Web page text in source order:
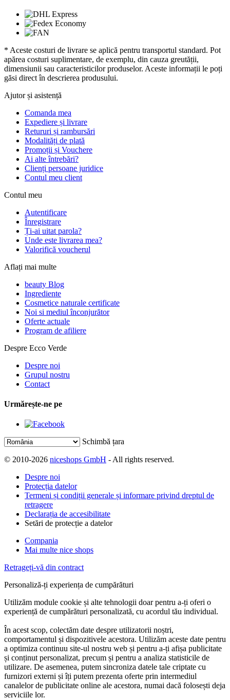
* Aceste costuri de livrare se aplică pentru transportul standard. Pot
apărea costuri suplimentare, de exemplu, din cauza greutății,
dimensiunii sau caracteristicilor produselor. Aceste informații le poți
găsi direct în descrierea produsului.
Ajutor și asistență
Comanda mea
Expediere și livrare
Retururi și rambursări
Modalități de plată
Promoții și Vouchere
Ai alte întrebări?
Clienți persoane juridice
Contul meu client
Contul meu
Autentificare
Înregistrare
Ți-ai uitat parola?
Unde este livrarea mea?
Valorifică voucherul
Aflați mai multe
beauty Blog
Ingrediente
Cosmetice naturale certificate
Noi si mediul înconjurător
Oferte actuale
Program de afiliere
Despre Ecco Verde
Despre noi
Grupul nostru
Contact
Urmărește-ne pe
Schimbă țara
© 2010-2026 niceshops GmbH - All rights reserved.
Despre noi
Protecția datelor
Termeni și condiții generale și informare privind dreptul de
retragere
Declarația de accesibilitate
Setări de protecție a datelor
Compania
Mai multe nice shops
Retrageți-vă din contract
Personaliză-ți experiența de cumpărături
Utilizăm module cookie și alte tehnologii doar pentru a-ți oferi o
experiență de cumpărături personalizată, cu acordul tău individual.
În acest scop, colectăm date despre utilizatorii noștri,
comportamentul și dispozitivele acestora. Utilizăm aceste date pentru
a optimiza continuu site-ul nostru web și pentru a-ți afișa publicitate
și conținut personalizat, precum și pentru a analiza statisticile de
utilizare. De asemenea, putem sincroniza datele tale criptate cu
furnizori externi și îți putem prezenta oferte prin intermediul
canalelor de publicitate online ale acestora, numai dacă folosești deja
serviciile lor.